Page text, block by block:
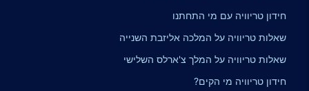
חידון טריוויה עם מי התחתנו
שאלות טריוויה על המלכה אליזבת השנייה
שאלות טריוויה על המלך צ'ארלס השלישי
חידון טריוויה מי הקים?